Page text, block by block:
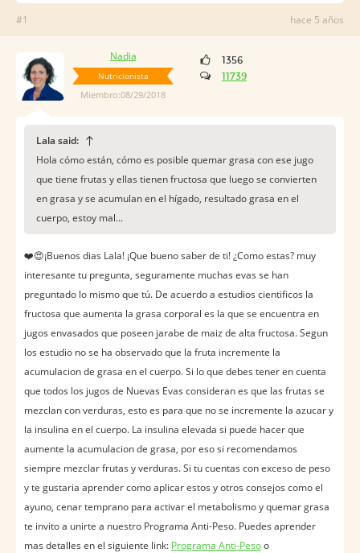
#1 hace 5 años
Nadia
Nutricionista
Miembro:08/29/2018
1356
11739
Lala said:
Hola cómo están, cómo es posible quemar grasa con ese jugo
que tiene frutas y ellas tienen fructosa que luego se convierten
en grasa y se acumulan en el hígado, resultado grasa en el
cuerpo, estoy mal...
❤️️😍¡Buenos dias Lala! ¡Que bueno saber de ti! ¿Como estas? muy
interesante tu pregunta, seguramente muchas evas se han
preguntado lo mismo que tú. De acuerdo a estudios cientificos la
fructosa que aumenta la grasa corporal es la que se encuentra en
jugos envasados que poseen jarabe de maiz de alta fructosa. Segun
los estudio no se ha observado que la fruta incremente la
acumulacion de grasa en el cuerpo. Si lo que debes tener en cuenta
que todos los jugos de Nuevas Evas consideran es que las frutas se
mezclan con verduras, esto es para que no se incremente la azucar y
la insulina en el cuerpo. La insulina elevada si puede hacer que
aumente la acumulacion de grasa, por eso si recomendamos
siempre mezclar frutas y verduras. Si tu cuentas con exceso de peso
y te gustaria aprender como aplicar estos y otros consejos como el
ayuno, cenar temprano para activar el metabolismo y quemar grasa
te invito a unirte a nuestro Programa Anti-Peso. Puedes aprender
mas detalles en el siguiente link: Programa Anti-Pesoo